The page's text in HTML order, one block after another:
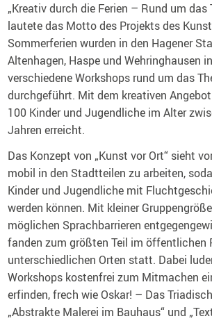
„Kreativ durch die Ferien – Rund um das
lautete das Motto des Projekts des
Sommerferien wurden in den Hagener
Altenhagen, Haspe und Wehringhausen
verschiedene Workshops rund um das
durchgeführt. Mit dem kreativen
100 Kinder und Jugendliche im Alter
Jahren erreicht.
Das Konzept von „Kunst vor Ort“ sieht
mobil in den Stadtteilen zu arbeiten,
Kinder und Jugendliche mit
werden können. Mit kleiner
möglichen Sprachbarrieren
fanden zum größten Teil im öffentlichen
unterschiedlichen Orten statt. Dabei
Workshops kostenfrei zum Mitmachen
erfinden, frech wie Oskar! – Das
„Abstrakte Malerei im Bauhaus“ und